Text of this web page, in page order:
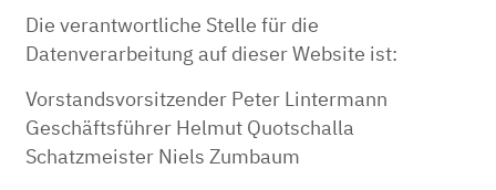
Die verantwortliche Stelle für die
Datenverarbeitung auf dieser Website ist:
Vorstandsvorsitzender Peter Lintermann
Geschäftsführer Helmut Quotschalla
Schatzmeister Niels Zumbaum